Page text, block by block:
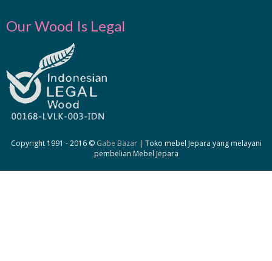
Our Wood Is Legal
Copyright 1991 - 2016 © Gabe Bazar| Toko mebel Jepara yang melayani
pembelian Mebel Jepara